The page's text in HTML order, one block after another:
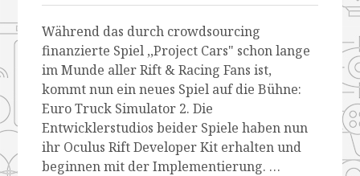
Während das durch crowdsourcing
finanzierte Spiel ,,Project Cars" schon lange
im Munde aller Rift & Racing Fans ist,
kommt nun ein neues Spiel auf die Bühne:
Euro Truck Simulator 2. Die
Entwicklerstudios beider Spiele haben nun
ihr Oculus Rift Developer Kit erhalten und
beginnen mit der Implementierung. …